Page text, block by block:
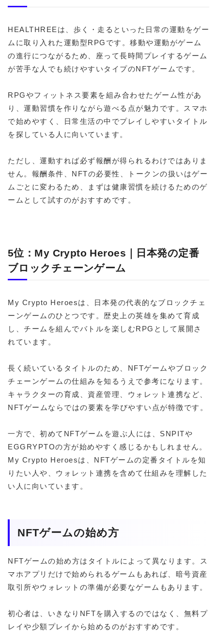
HEALTHREEは、歩く・走るといった日常の運動をゲー
ムに取り入れた運動型RPGです。移動や運動がゲーム
の進行につながるため、座って長時間プレイするゲーム
が苦手な人でも続けやすいタイプのNFTゲームです。
RPGやフィットネス要素を組み合わせたゲーム性があ
り、運動習慣を作りながら遊べる点が魅力です。スマホ
で始めやすく、日常生活の中でプレイしやすいタイトル
を探している人に向いています。
ただし、運動すれば必ず報酬が得られるわけではありま
せん。報酬条件、NFTの必要性、トークンの扱いはゲー
ムごとに変わるため、まずは健康習慣を続けるためのゲ
ームとして試すのがおすすめです。
5位：My Crypto Heroes｜日本発の定番
ブロックチェーンゲーム
My Crypto Heroesは、日本発の代表的なブロックチェ
ーンゲームのひとつです。歴史上の英雄を集めて育成
し、チームを組んでバトルを楽しむRPGとして展開さ
れています。
長く続いているタイトルのため、NFTゲームやブロック
チェーンゲームの仕組みを知るうえで参考になります。
キャラクターの育成、資産管理、ウォレット連携など、
NFTゲームならではの要素を学びやすい点が特徴です。
一方で、初めてNFTゲームを遊ぶ人には、SNPITや
EGGRYPTOの方が始めやすく感じるかもしれません。
My Crypto Heroesは、NFTゲームの定番タイトルを知
りたい人や、ウォレット連携を含めて仕組みを理解した
い人に向いています。
NFTゲームの始め方
NFTゲームの始め方はタイトルによって異なります。ス
マホアプリだけで始められるゲームもあれば、暗号資産
取引所やウォレットの準備が必要なゲームもあります。
初心者は、いきなりNFTを購入するのではなく、無料プ
レイや少額プレイから始めるのがおすすめです。